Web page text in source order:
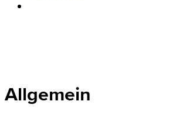
Allgemein